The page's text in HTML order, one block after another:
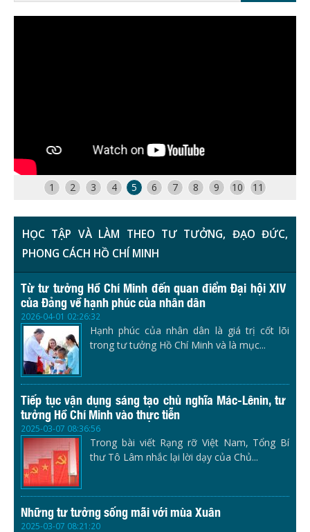
1 2 3 4 5 6 7 8 9 10 11
HỌC TẬP VÀ LÀM THEO TƯ TƯỞNG, ĐẠO ĐỨC,
PHONG CÁCH HỒ CHÍ MINH
Từ tư tưởng Hồ Chí Minh đến quan điểm Đại hội XIV
của Đảng về hạnh phúc của nhân dân
2026-04-01 02:26:32
Hạnh phúc của nhân dân là giá trị cốt lõi
trong tư tưởng Hồ Chí Minh và là mục...
Tiếp tục vận dụng sáng tạo chủ nghĩa Mác-Lênin, tư
tưởng Hồ Chí Minh vào thực tiễn
2025-03-07 08:36:56
Trong bài viết Rạng rỡ Việt Nam, Tổng Bí
thư Tô Lâm nhắc lại lời dạy của Chủ...
Những tư tưởng sống mãi với mùa Xuân
2025-03-07 08:21:20